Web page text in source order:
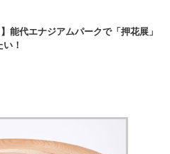
能代エナジアムパークで「押花展」
！